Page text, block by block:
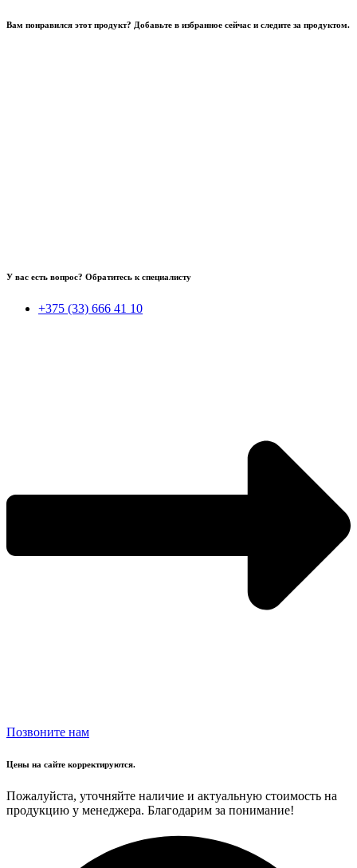
Вам понравился этот продукт? Добавьте в избранное сейчас и следите за продуктом.
У вас есть вопрос? Обратитесь к специалисту
+375 (33) 666 41 10
Позвоните нам
Цены на сайте корректируются.
Пожалуйста, уточняйте наличие и актуальную стоимость на
продукцию у менеджера. Благодарим за понимание!